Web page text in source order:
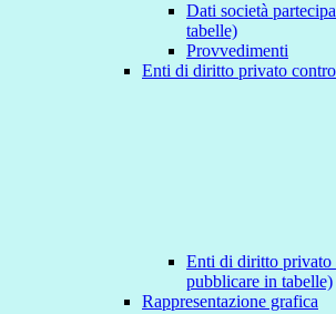
Dati società
tabelle)
Provvedimenti
Enti di diritto privato
Enti di diritto privato
pubblicare in tabelle)
Rappresentazione grafica